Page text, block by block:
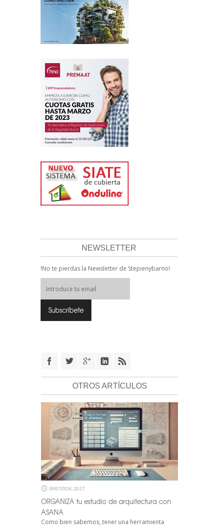
NEWSLETTER
!No te pierdas la Newsletter de Stepienybarno!
OTROS ARTÍCULOS
09/07/2026, 20:27
ORGANIZA tu estudio de arquitectura con
ASANA
Como bien sabemos, tener una herramienta